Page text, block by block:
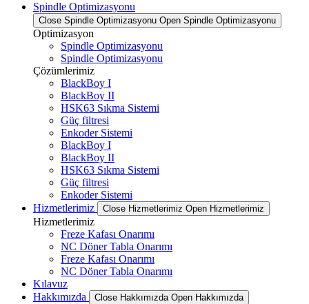
Spindle Optimizasyonu
Close Spindle Optimizasyonu Open Spindle Optimizasyonu
Optimizasyon
Spindle Optimizasyonu
Spindle Optimizasyonu
Çözümlerimiz
BlackBoy I
BlackBoy II
HSK63 Sıkma Sistemi
Güç filtresi
Enkoder Sistemi
BlackBoy I
BlackBoy II
HSK63 Sıkma Sistemi
Güç filtresi
Enkoder Sistemi
Hizmetlerimiz
Close Hizmetlerimiz Open Hizmetlerimiz
Hizmetlerimiz
Freze Kafası Onarımı
NC Döner Tabla Onarımı
Freze Kafası Onarımı
NC Döner Tabla Onarımı
Kılavuz
Hakkımızda
Close Hakkımızda Open Hakkımızda